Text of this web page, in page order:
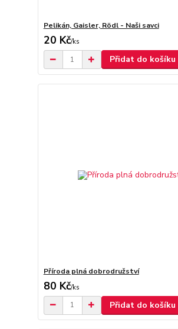
Pelikán, Gaisler, Rödl - Naši savci
20 Kč/ks
Přidat do košíku
Příroda plná dobrodružství
80 Kč/ks
Přidat do košíku